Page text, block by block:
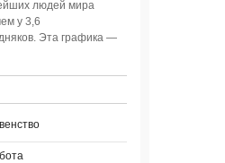
людей мира
у 3,6
Эта графика —